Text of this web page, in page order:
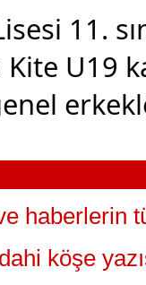
11.
U19
haberlerin
köşe